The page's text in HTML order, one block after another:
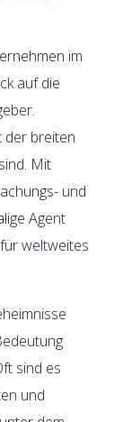
im
auf die
der breiten
Mit
und
Agent
weltweites
sind es
und